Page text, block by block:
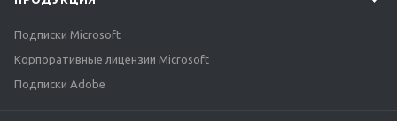
Подписки Microsoft
Корпоративные лицензии Microsoft
Подписки Adobe